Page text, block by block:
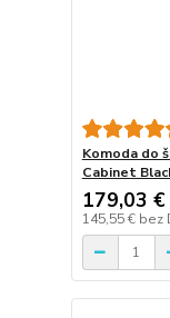
Komoda do
Cabinet
179,03 €
145,55 € bez